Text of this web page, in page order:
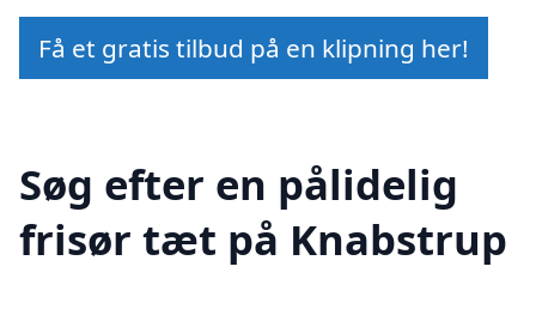
Få et gratis tilbud på en klipning her!
Søg efter en pålidelig
frisør tæt på Knabstrup